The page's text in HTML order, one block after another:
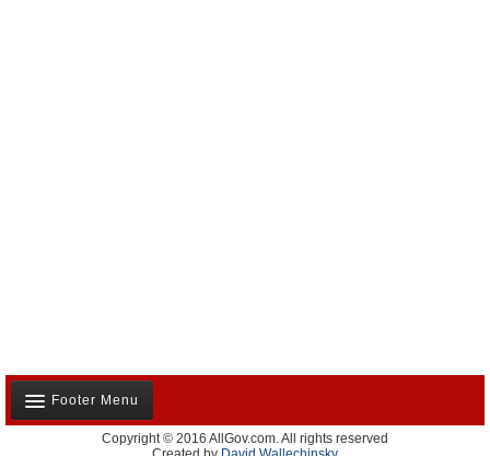
Footer Menu
Notre équipe
Copyright © 2016 AllGov.com. All rights reserved